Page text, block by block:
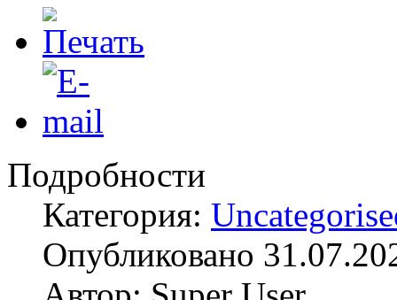
Подробности
Категория:
Опубликовано